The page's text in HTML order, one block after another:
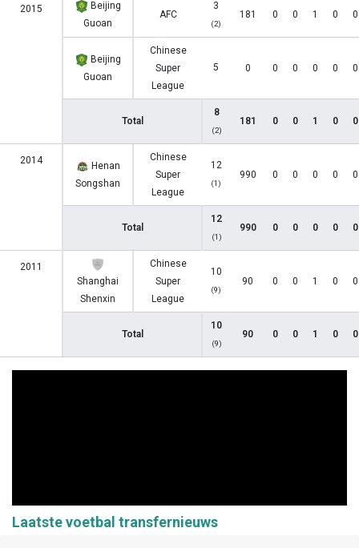
2015
Beijing
Guoan
AFC
3
(2)
181 0 0 1 0 0
Beijing
Guoan
Chinese
Super
League
5 0 0 0 0 0 0
Total
8
(2)
181 0 0 1 0 0
2014
Henan
Songshan
Chinese
Super
League
12
(1)
990 0 0 0 0 0
Total
12
(1)
990 0 0 0 0 0
2011
Shanghai
Shenxin
Chinese
Super
League
10
(9)
90 0 0 1 0 0
Total
10
(9)
90 0 0 1 0 0
Laatste voetbal transfernieuws